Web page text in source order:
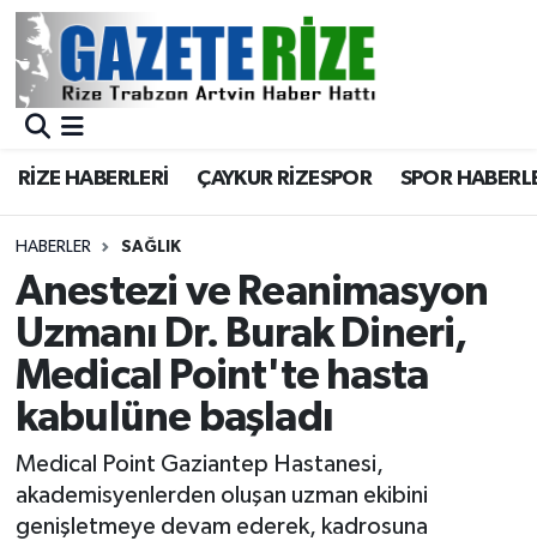
RİZE HABERLERİ ÇAYKUR RİZESPOR SPOR
HABERLER SAĞLIK
Anestezi ve Reanimasyon
Uzmanı Dr. Burak Dineri,
Medical Point'te hasta
kabulüne başladı
Medical Point Gaziantep Hastanesi,
akademisyenlerden oluşan uzman ekibini
genişletmeye devam ederek, kadrosuna
BÖLGEMİZ
Asayiş
Rize Jandarma Komutanlığı
Bilim Teknoloji
Bölge
Advertising news
Canlı Maç
Merkez Nöbetçi Eczaneler
Merkez Trafik Yoğunluk Haritası
Süper Lig Puan Durumu ve Fikstür
Tüm Manşetler
Son Dakika Haberleri
Haber Arşivi